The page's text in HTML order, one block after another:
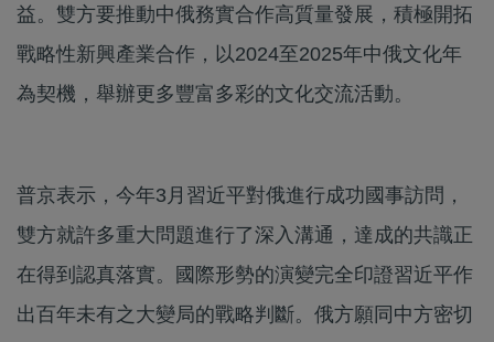
益。雙方要推動中俄務實合作高質量發展，積極開拓
戰略性新興產業合作，以2024至2025年中俄文化年
為契機，舉辦更多豐富多彩的文化交流活動。
普京表示，今年3月習近平對俄進行成功國事訪問，
雙方就許多重大問題進行了深入溝通，達成的共識正
在得到認真落實。國際形勢的演變完全印證習近平作
出百年未有之大變局的戰略判斷。俄方願同中方密切